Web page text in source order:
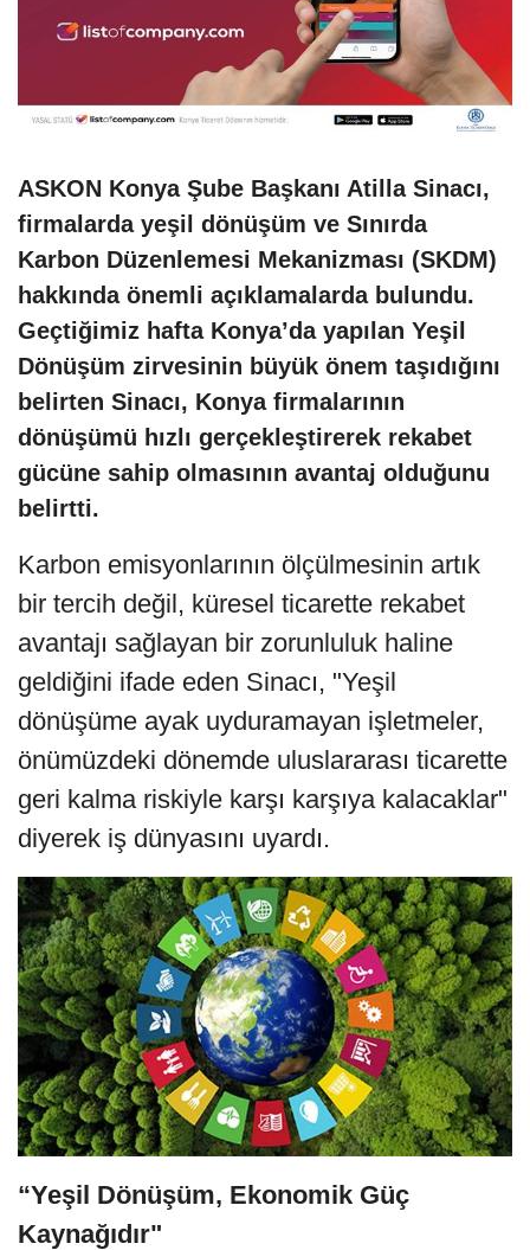
ASKON Konya Şube Başkanı Atilla Sinacı,
firmalarda yeşil dönüşüm ve Sınırda
Karbon Düzenlemesi Mekanizması (SKDM)
hakkında önemli açıklamalarda bulundu.
Geçtiğimiz hafta Konya’da yapılan Yeşil
Dönüşüm zirvesinin büyük önem taşıdığını
belirten Sinacı, Konya firmalarının
dönüşümü hızlı gerçekleştirerek rekabet
gücüne sahip olmasının avantaj olduğunu
belirtti.
Karbon emisyonlarının ölçülmesinin artık
bir tercih değil, küresel ticarette rekabet
avantajı sağlayan bir zorunluluk haline
geldiğini ifade eden Sinacı, "Yeşil
dönüşüme ayak uyduramayan işletmeler,
önümüzdeki dönemde uluslararası ticarette
geri kalma riskiyle karşı karşıya kalacaklar"
diyerek iş dünyasını uyardı.
“Yeşil Dönüşüm, Ekonomik Güç
Kaynağıdır"